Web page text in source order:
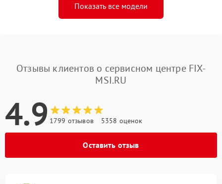
Показать все модели
Отзывы клиентов о сервисном центре FIX-
MSI.RU
4.9 1799 отзывов 5358 оценок
Оставить отзыв